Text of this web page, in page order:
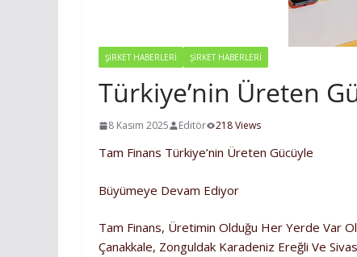
ŞİRKET HABERLERİ ŞIRKET HABERLERI
Türkiye’nin Üreten
8 Kasım 2025 Editör 218 Views
Tam Finans Türkiye’nin Üreten Gücüyle
Büyümeye Devam Ediyor
Tam Finans, Üretimin Olduğu Her Yerde Var
Çanakkale, Zonguldak Karadeniz Ereğli Ve